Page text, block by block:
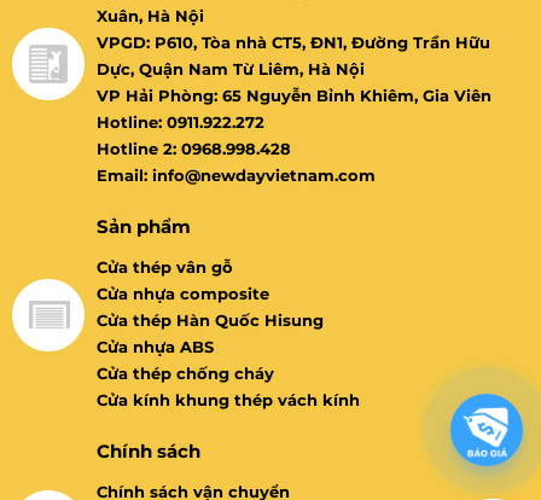
Xuân, Hà Nội
VPGD: P610, Tòa nhà CT5, ĐN1, Đường Trần Hữu
Dực, Quận Nam Từ Liêm, Hà Nội
VP Hải Phòng: 65 Nguyễn Bỉnh Khiêm, Gia Viên
Hotline: 0911.922.272
Hotline 2: 0968.998.428
Email: info@newdayvietnam.com
Sản phẩm
Cửa thép vân gỗ
Cửa nhựa composite
Cửa thép Hàn Quốc Hisung
Cửa nhựa ABS
Cửa thép chống cháy
Cửa kính khung thép vách kính
Chính sách
Chính sách vận chuyển